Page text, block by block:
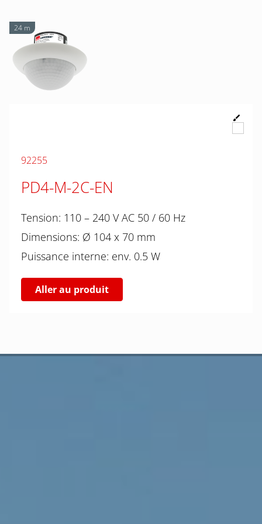
24 m
92255
PD4-M-2C-EN
Tension: 110 – 240 V AC 50 / 60 Hz
Dimensions: Ø 104 x 70 mm
Puissance interne: env. 0.5 W
Aller au produit